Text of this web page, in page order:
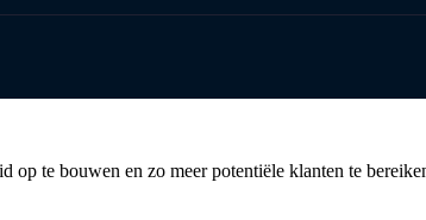
op te bouwen en zo meer potentiële klanten te